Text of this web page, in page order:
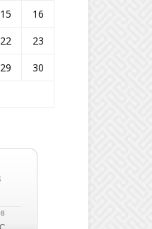
15
16
22
23
29
30